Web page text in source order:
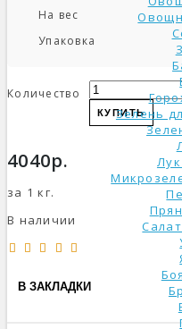
Зелень
На вес
Упаковка
Количество
КУПИТЬ
4040р.
за 1 кг.
В наличии
В ЗАКЛАДКИ